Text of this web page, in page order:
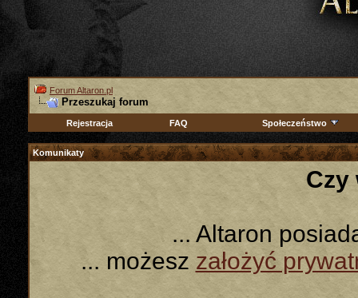
Forum Altaron.pl
Przeszukaj forum
Rejestracja FAQ Społeczeństwo
Komunikaty
Czy
... Altaron
... możeszzałożyć